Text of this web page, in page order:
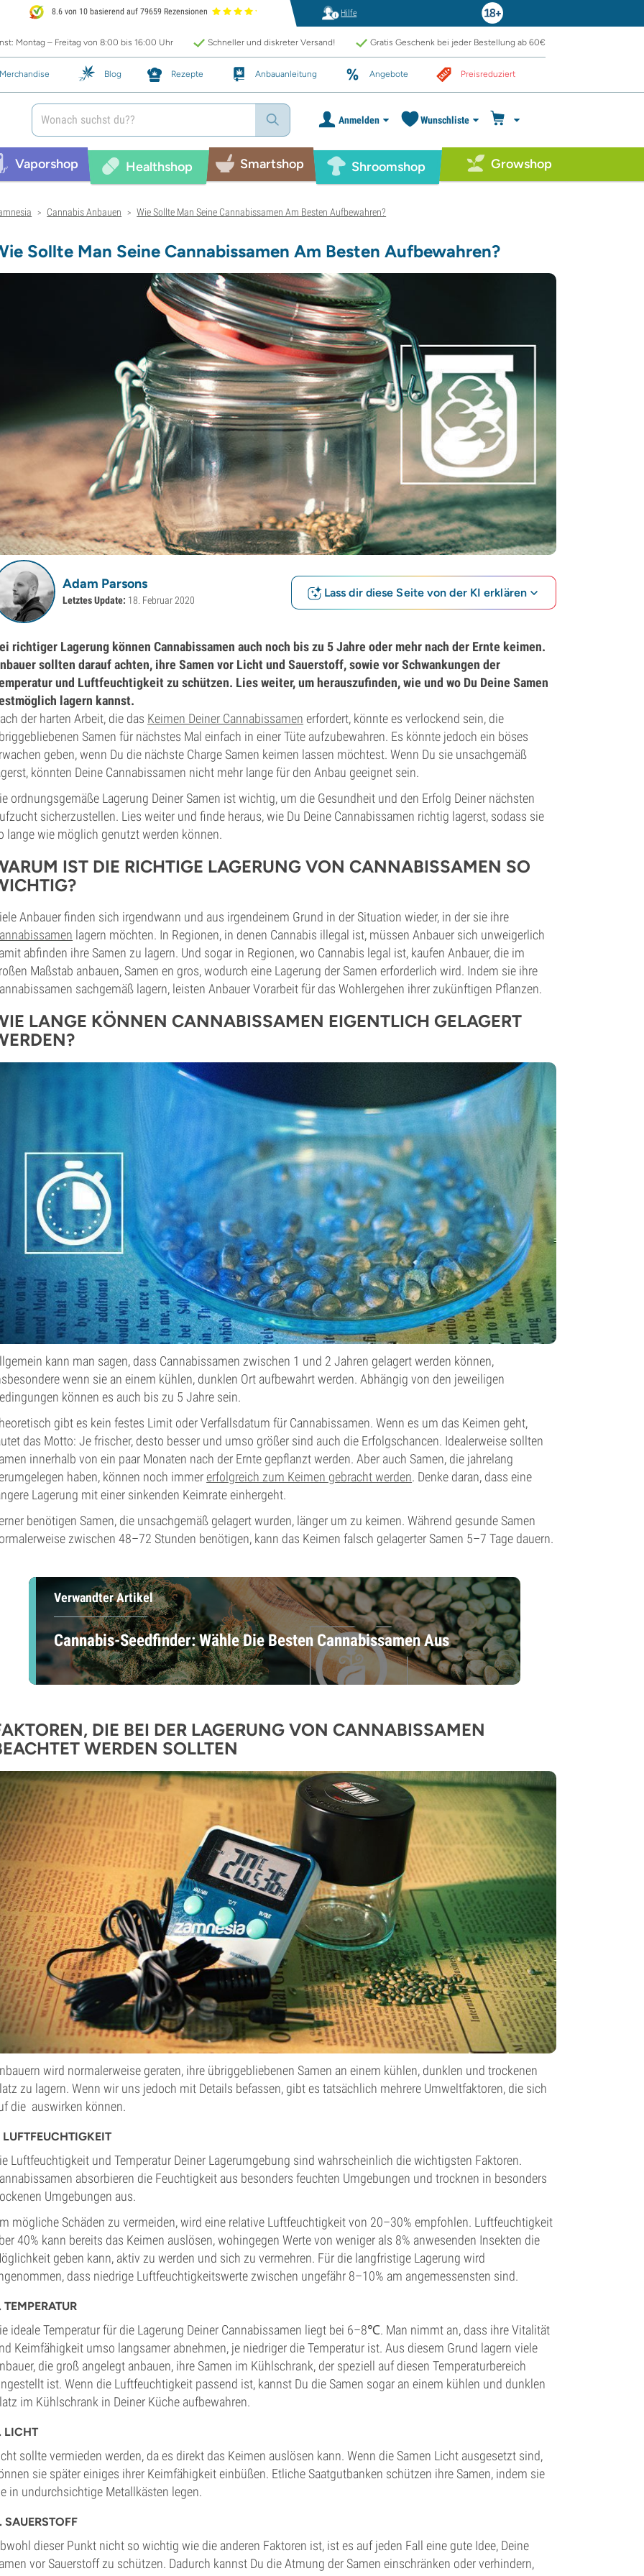
8.6 von 10 basierend auf 79659 Rezensionen Hilfe
Montag – Freitag von 8:00 bis 16:00 Uhr Schneller und diskreter Versand! Gratis Geschenk bei jeder Bestellung ab 60€
Merchandise Blog Rezepte Anbauanleitung Angebote Preisreduziert
Anmelden Wunschliste
Vaporshop Healthshop Smartshop Shroomshop Growshop
> Cannabis Anbauen > Wie Sollte Man Seine Cannabissamen Am Besten Aufbewahren?
Sollte Man Seine Cannabissamen Am Besten Aufbewahren?
Adam Parsons
Letztes Update: 18. Februar 2020
Lass dir diese Seite von der KI erklären
richtiger Lagerung können Cannabissamen auch noch bis zu 5 Jahre oder mehr nach der Ernte keimen.
sollten darauf achten, ihre Samen vor Licht und Sauerstoff, sowie vor Schwankungen der
und Luftfeuchtigkeit zu schützen. Lies weiter, um herauszufinden, wie und wo Du Deine Samen
lagern kannst.
der harten Arbeit, die das Keimen Deiner Cannabissamen erfordert, könnte es verlockend sein, die
Samen für nächstes Mal einfach in einer Tüte aufzubewahren. Es könnte jedoch ein böses
geben, wenn Du die nächste Charge Samen keimen lassen möchtest. Wenn Du sie unsachgemäß
könnten Deine Cannabissamen nicht mehr lange für den Anbau geeignet sein.
ordnungsgemäße Lagerung Deiner Samen ist wichtig, um die Gesundheit und den Erfolg Deiner nächsten
sicherzustellen. Lies weiter und finde heraus, wie Du Deine Cannabissamen richtig lagerst, sodass sie
lange wie möglich genutzt werden können.
IST DIE RICHTIGE LAGERUNG VON CANNABISSAMEN SO
Anbauer finden sich irgendwann und aus irgendeinem Grund in der Situation wieder, in der sie ihre
lagern möchten. In Regionen, in denen Cannabis illegal ist, müssen Anbauer sich unweigerlich
abfinden ihre Samen zu lagern. Und sogar in Regionen, wo Cannabis legal ist, kaufen Anbauer, die im
Maßstab anbauen, Samen en gros, wodurch eine Lagerung der Samen erforderlich wird. Indem sie ihre
sachgemäß lagern, leisten Anbauer Vorarbeit für das Wohlergehen ihrer zukünftigen Pflanzen.
LANGE KÖNNEN CANNABISSAMEN EIGENTLICH GELAGERT
kann man sagen, dass Cannabissamen zwischen 1 und 2 Jahren gelagert werden können,
wenn sie an einem kühlen, dunklen Ort aufbewahrt werden. Abhängig von den jeweiligen
können es auch bis zu 5 Jahre sein.
gibt es kein festes Limit oder Verfallsdatum für Cannabissamen. Wenn es um das Keimen geht,
das Motto: Je frischer, desto besser und umso größer sind auch die Erfolgschancen. Idealerweise sollten
innerhalb von ein paar Monaten nach der Ernte gepflanzt werden. Aber auch Samen, die jahrelang
haben, können noch immererfolgreich zum Keimen gebracht werden. Denke daran, dass eine
Lagerung mit einer sinkenden Keimrate einhergeht.
benötigen Samen, die unsachgemäß gelagert wurden, länger um zu keimen. Während gesunde Samen
zwischen 48–72 Stunden benötigen, kann das Keimen falsch gelagerter Samen 5–7 Tage dauern.
Verwandter Artikel
Cannabis-Seedfinder: Wähle Die Besten Cannabissamen Aus
DIE BEI DER LAGERUNG VON CANNABISSAMEN
WERDEN SOLLTEN
wird normalerweise geraten, ihre übriggebliebenen Samen an einem kühlen, dunklen und trockenen
zu lagern. Wenn wir uns jedoch mit Details befassen, gibt es tatsächlich mehrere Umweltfaktoren, die sich
die auswirken können.
LUFTFEUCHTIGKEIT
Luftfeuchtigkeit und Temperatur Deiner Lagerumgebung sind wahrscheinlich die wichtigsten Faktoren.
absorbieren die Feuchtigkeit aus besonders feuchten Umgebungen und trocknen in besonders
Umgebungen aus.
mögliche Schäden zu vermeiden, wird eine relative Luftfeuchtigkeit von 20–30% empfohlen. Luftfeuchtigkeit
40% kann bereits das Keimen auslösen, wohingegen Werte von weniger als 8% anwesenden Insekten die
geben kann, aktiv zu werden und sich zu vermehren. Für die langfristige Lagerung wird
dass niedrige Luftfeuchtigkeitswerte zwischen ungefähr 8–10% am angemessensten sind.
TEMPERATUR
ideale Temperatur für die Lagerung Deiner Cannabissamen liegt bei 6–8℃. Man nimmt an, dass ihre Vitalität
Keimfähigkeit umso langsamer abnehmen, je niedriger die Temperatur ist. Aus diesem Grund lagern viele
die groß angelegt anbauen, ihre Samen im Kühlschrank, der speziell auf diesen Temperaturbereich
ist. Wenn die Luftfeuchtigkeit passend ist, kannst Du die Samen sogar an einem kühlen und dunklen
im Kühlschrank in Deiner Küche aufbewahren.
LICHT
sollte vermieden werden, da es direkt das Keimen auslösen kann. Wenn die Samen Licht ausgesetzt sind,
sie später einiges ihrer Keimfähigkeit einbüßen. Etliche Saatgutbanken schützen ihre Samen, indem sie
in undurchsichtige Metallkästen legen.
SAUERSTOFF
dieser Punkt nicht so wichtig wie die anderen Faktoren ist, ist es auf jeden Fall eine gute Idee, Deine
vor Sauerstoff zu schützen. Dadurch kannst Du die Atmung der Samen einschränken oder verhindern,